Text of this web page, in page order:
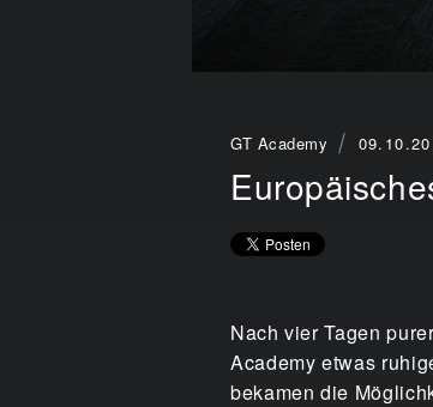
GT Academy
Nach vier Tagen
Academy etwas
bekamen die